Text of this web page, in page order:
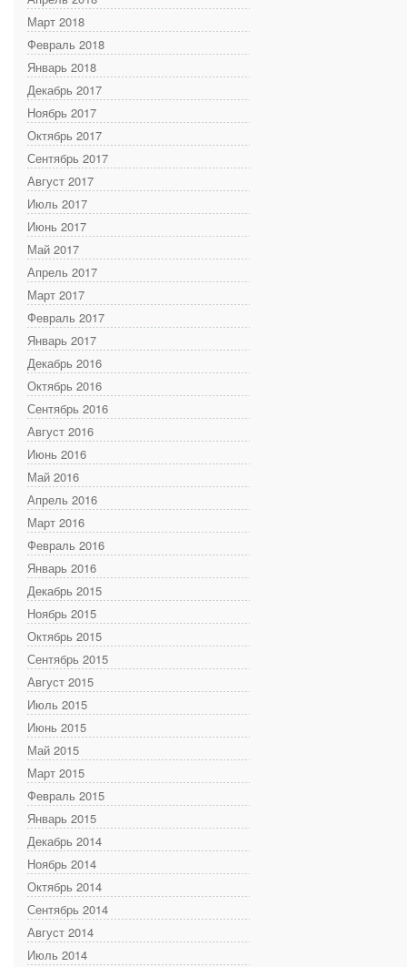
Март 2018
Февраль 2018
Январь 2018
Декабрь 2017
Ноябрь 2017
Октябрь 2017
Сентябрь 2017
Август 2017
Июль 2017
Июнь 2017
Май 2017
Апрель 2017
Март 2017
Февраль 2017
Январь 2017
Декабрь 2016
Октябрь 2016
Сентябрь 2016
Август 2016
Июнь 2016
Май 2016
Апрель 2016
Март 2016
Февраль 2016
Январь 2016
Декабрь 2015
Ноябрь 2015
Октябрь 2015
Сентябрь 2015
Август 2015
Июль 2015
Июнь 2015
Май 2015
Март 2015
Февраль 2015
Январь 2015
Декабрь 2014
Ноябрь 2014
Октябрь 2014
Сентябрь 2014
Август 2014
Июль 2014